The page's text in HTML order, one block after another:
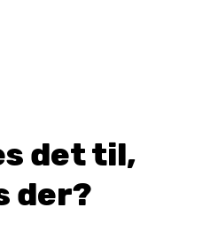
det til,
der?